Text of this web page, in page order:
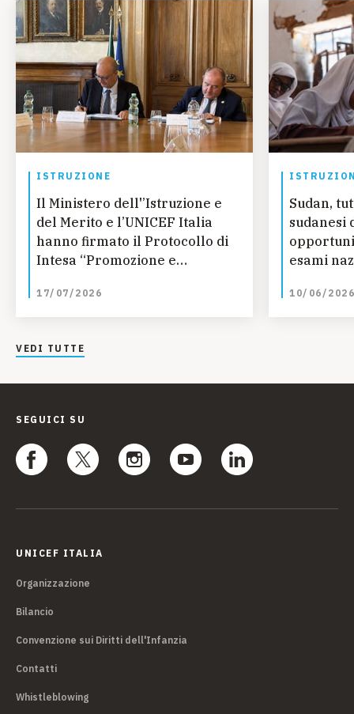
ISTRUZIONE
Il Ministero dell'’Istruzione e
del Merito e l’UNICEF Italia
hanno firmato il Protocollo di
Intesa “Promozione e
scolastiche della Convenzione
Onu sui diritti dell’infanzia e
17/07/2026
Sudan,
sudanesi
esami
10/06/2026
VEDI TUTTE
SEGUICI SU
UNICEF ITALIA
Organizzazione
Bilancio
Convenzione sui Diritti dell'Infanzia
Contatti
Whistleblowing